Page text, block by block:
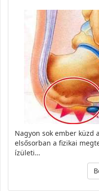
Nagyon sok ember küzd
elsősorban a fizikai
ízületi…